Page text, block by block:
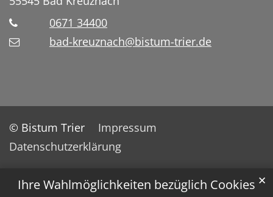
Ihre Wahlmöglichkeiten bezüglich Cookies ✕
0671 34400
bad-kreuznach@bistum-trier.de
© Bistum Trier
Impressum
Datenschutzerklärung